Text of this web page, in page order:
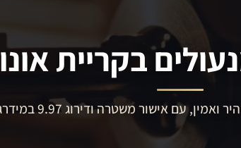
בקריית אונו
עם אישור משטרה ודירוג 9.97 במידרג